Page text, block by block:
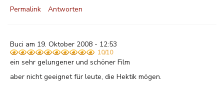
Permalink
Antworten
Buci am 19. Oktober 2008 - 12:53
10/10
ein sehr gelungener und schöner Film
aber nicht geeignet für leute, die Hektik mögen.